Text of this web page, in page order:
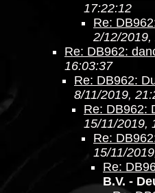
17:22:12
Re:
2/12/2019,
Re: DB962:
16:03:37
Re: DB962:
8/11/2019,
Re: DB962:
15/11/2019,
Re:
15/11/
Re:
B.V. -